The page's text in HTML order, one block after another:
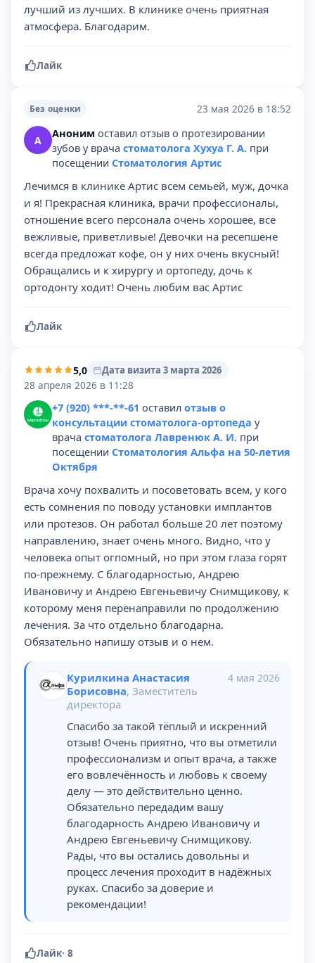
лучший из лучших. В клинике очень приятная
атмосфера. Благодарим.
Лайк
Без оценки 23 мая 2026 в 18:52
А Аноним оставил отзыв о протезировании
зубов у врача стоматолога Хухуа Г. А. при
посещении Стоматология Артис
Лечимся в клинике Артис всем семьей, муж, дочка
и я! Прекрасная клиника, врачи профессионалы,
отношение всего персонала очень хорошее, все
вежливые, приветливые! Девочки на ресепшене
всегда предложат кофе, он у них очень вкусный!
Обращались и к хирургу и ортопеду, дочь к
ортодонту ходит! Очень любим вас Артис
Лайк
5,0
Дата визита 3 марта 2026
28 апреля 2026 в 11:28
+7 (920) ***-**-61 оставил отзыв о
консультации стоматолога-ортопеда у
врача стоматолога Лавренюк А. И. при
посещении Стоматология Альфа на 50-летия
Октября
Врача хочу похвалить и посоветовать всем, у кого
есть сомнения по поводу установки имплантов
или протезов. Он работал больше 20 лет поэтому
направлению, знает очень много. Видно, что у
человека опыт огпомный, но при этом глаза горят
по-прежнему. С благодарностью, Андрею
Ивановичу и Андрею Евгеньевичу Снимщикову, к
которому меня перенаправили по продолжению
лечения. За что отдельно благодарна.
Обязательно напишу отзыв и о нем.
Курилкина Анастасия
Борисовна, Заместитель
директора
4 мая 2026
Спасибо за такой тёплый и искренний
отзыв! Очень приятно, что вы отметили
профессионализм и опыт врача, а также
его вовлечённость и любовь к своему
делу — это действительно ценно.
Обязательно передадим вашу
благодарность Андрею Ивановичу и
Андрею Евгеньевичу Снимщикову.
Рады, что вы остались довольны и
процесс лечения проходит в надёжных
руках. Спасибо за доверие и
рекомендации!
Лайк· 8